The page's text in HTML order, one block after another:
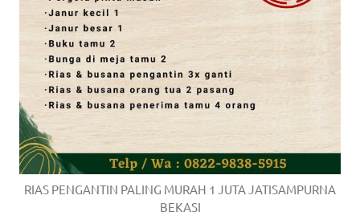
RIAS PENGANTIN PALING MURAH 1 JUTA JATISAMPURNA
BEKASI